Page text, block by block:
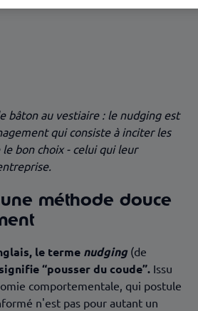
libertarien » aux
du nudging
bâton au vestiaire : le nudging est
qui consiste à inciter les
bon choix - celui qui leur
méthode douce
le terme nudging (de
signifie “pousser du coude”. Issu
comportementale, qui postule
n'est pas pour autant un